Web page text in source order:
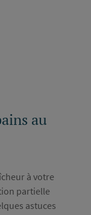
au
à votre
partielle
astuces